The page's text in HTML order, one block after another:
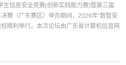
信息安全竞赛(创新实践能力赛)暨第三届
赛（广东赛区）举办期间，2026年“数智安
顺利举行。本次论坛由广东省计算机信息网
私计算广东省工程研究中心提供学术支持，